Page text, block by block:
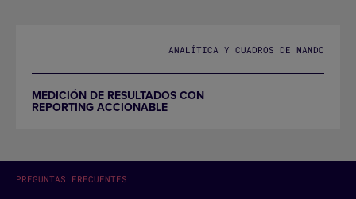
ANALÍTICA Y CUADROS DE MANDO
MEDICIÓN DE RESULTADOS CON
REPORTING ACCIONABLE
PREGUNTAS FRECUENTES